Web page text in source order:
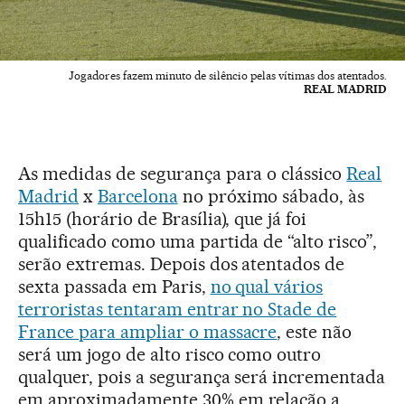
Jogadores fazem minuto de silêncio pelas vítimas dos atentados.
REAL MADRID
As medidas de segurança para o clássicoReal
Madridx Barcelonano próximo sábado, às
15h15 (horário de Brasília), que já foi
qualificado como uma partida de “alto risco”,
serão extremas. Depois dos atentados de
sexta passada em Paris, no qual vários
terroristas tentaram entrar no Stade de
France para ampliar o massacre, este não
será um jogo de alto risco como outro
qualquer, pois a segurança será incrementada
em aproximadamente 30% em relação a